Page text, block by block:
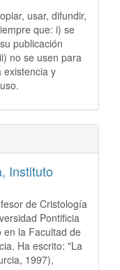
usar, difundir,
que: i) se
publicación
no se usen para
existencia y
Instituto
de Cristología
Pontificia
en la Facultad de
Ha escrito: "La
1997),